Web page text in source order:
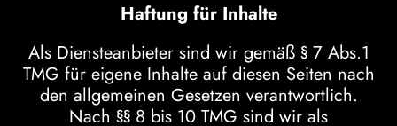
Haftung für Inhalte
Als Diensteanbieter sind wir gemäß § 7 Abs.1
TMG für eigene Inhalte auf diesen Seiten nach
den allgemeinen Gesetzen verantwortlich.
Nach §§ 8 bis 10 TMG sind wir als